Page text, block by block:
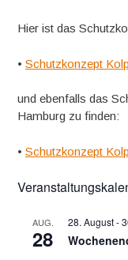
Hier ist das
•Schutzkonzept
und ebenfalls das
Hamburg zu finden:
•Schutzkonzept
AUG.
28
28. August-